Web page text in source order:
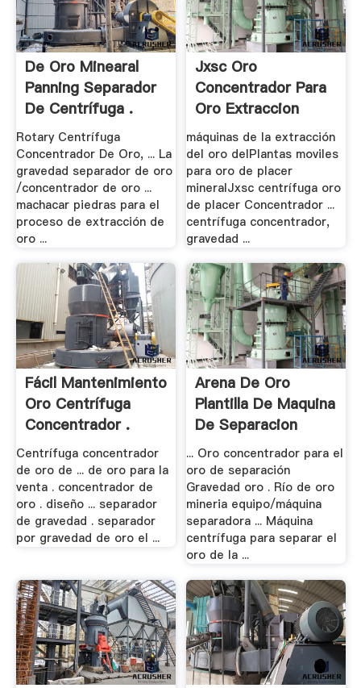
De Oro Minearal
Panning Separador
De Centrífuga .
Rotary Centrífuga
Concentrador De Oro, ... La
gravedad separador de oro
/concentrador de oro ...
machacar piedras para el
proceso de extracción de
oro ...
Jxsc Oro
Concentrador Para
Oro Extraccion
máquinas de la extracción
del oro delPlantas moviles
para oro de placer
mineralJxsc centrífuga oro
de placer Concentrador ...
centrífuga concentrador,
gravedad ...
Fácil Mantenimiento
Oro Centrífuga
Concentrador .
Centrífuga concentrador
de oro de ... de oro para la
venta . concentrador de
oro . diseño ... separador
de gravedad . separador
por gravedad de oro el ...
Arena De Oro
Plantilla De Maquina
De Separacion
... Oro concentrador para el
oro de separación
Gravedad oro . Río de oro
mineria equipo/máquina
separadora ... Máquina
centrífuga para separar el
oro de la ...